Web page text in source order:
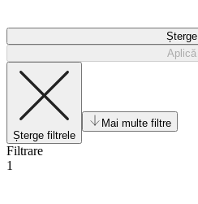
Șterge
Aplică
Șterge filtrele
Mai multe filtre
Filtrare
1